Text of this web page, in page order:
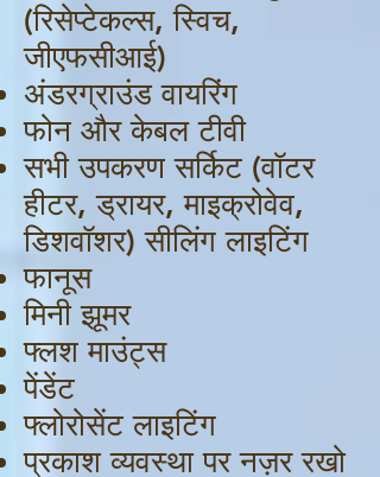
(रिसेप्टेकल्स, स्विच,
जीएफसीआई)
अंडरग्राउंड वायरिंग
फोन और केबल टीवी
सभी उपकरण सर्किट (वॉटर
हीटर, ड्रायर, माइक्रोवेव,
डिशवॉशर) सीलिंग लाइटिंग
फानूस
मिनी झूमर
फ्लश माउंट्स
पेंडेंट
फ्लोरोसेंट लाइटिंग
प्रकाश व्यवस्था पर नज़र रखो